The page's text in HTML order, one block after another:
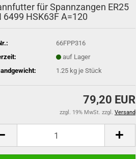
für Spannzangen ER25
6499 HSK63F A=120
66FPP316
auf Lager
1.25kg je Stück
79,20 EUR
zzgl. 19% MwSt. zzgl. Versand